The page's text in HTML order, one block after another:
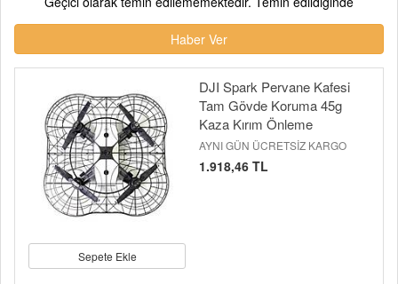
Haber Ver
Sepete Ekle
DJI Spark Pervane Kafesi
Tam Gövde Koruma 45g
Kaza Kırım Önleme
AYNI GÜN ÜCRETSİZ KARGO
1.918,46 TL